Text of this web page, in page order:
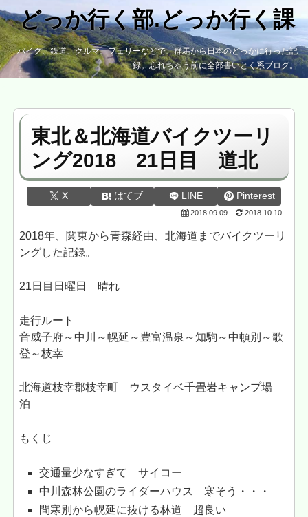
どっか行く部.どっか行く課
バイク、鉄道、クルマ、フェリーなどで、群馬から日本のどっかに行った記
録。忘れちゃう前に全部書いとく系ブログ。
東北＆北海道バイクツーリ
ング2018 21日目 道北
X はてブ LINE Pinterest
2018.09.09 2018.10.10
2018年、関東から青森経由、北海道までバイクツーリ
ングした記録。
21日目日曜日 晴れ
走行ルート
音威子府～中川～幌延～豊富温泉～知駒～中頓別～歌
登～枝幸
北海道枝幸郡枝幸町 ウスタイベ千畳岩キャンプ場
泊
もくじ
交通量少なすぎて サイコー
中川森林公園のライダーハウス 寒そう・・・
問寒別から幌延に抜ける林道 超良い